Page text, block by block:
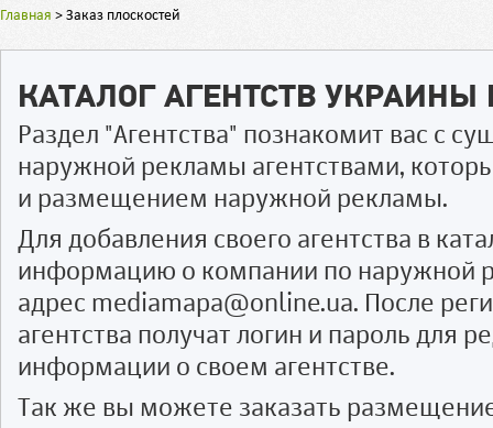
Главная > Заказ плоскостей
КАТАЛОГ АГЕНТСТВ
Раздел "Агентства" познакомит вас с
наружной рекламы агентствами,
и размещением наружной рекламы.
Для добавления своего агентства в
информацию о компании по наружной
адрес mediamapa@online.ua. После
агентства получат логин и пароль для
информации о своем агентстве.
Так же вы можете заказать